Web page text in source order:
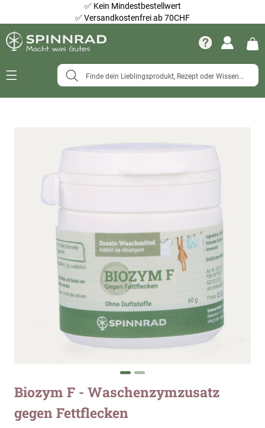
✅ Kein Mindestbestellwert
✅Versandkostenfrei ab 70CHF
Navigation
Zum
Anfang
der
Bildergalerie
Biozym F - Waschenzymzusatz
gegen Fettflecken